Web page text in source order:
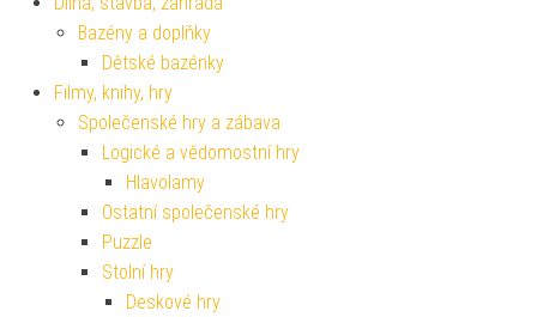
Bazény a doplňky
Dětské bazénky
Filmy, knihy, hry
Společenské hry a zábava
Logické a vědomostní hry
Hlavolamy
Ostatní společenské hry
Puzzle
Stolní hry
Deskové hry